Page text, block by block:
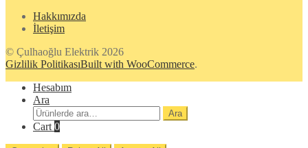
Hakkımızda
İletişim
© Çulhaoğlu Elektrik 2026
Gizlilik PolitikasıBuilt with WooCommerce.
Hesabım
Ara
Ara:
Ara
Cart 0